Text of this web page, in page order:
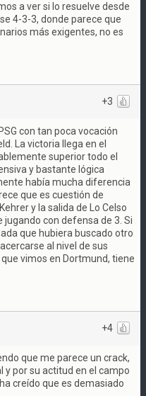
a ver si lo resuelve desde
4-3-3, donde parece que
más exigentes, no es
+3
con tan poca vocación
La victoria llega en el
superior todo el
y bastante lógica
había mucha diferencia
que es cuestión de
y la salida de Lo Celso
con defensa de 3. Si
que hubiera buscado otro
al nivel de sus
vimos en Dortmund, tiene
+4
que me parece un crack,
y por su actitud en el campo
creído que es demasiado